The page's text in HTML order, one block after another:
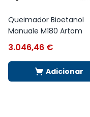
Queimador Bioetanol
Manuale M180 Artom
3.046,46 €
Adicionar